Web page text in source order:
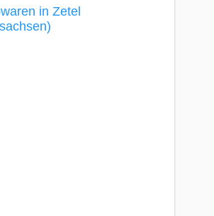
in Zetel